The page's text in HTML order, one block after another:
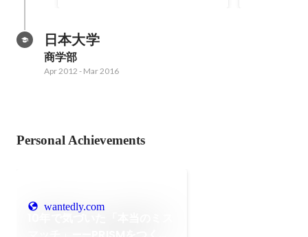
日本大学
商学部
Apr 2012 - Mar 2016
Personal Achievements
wantedly.com